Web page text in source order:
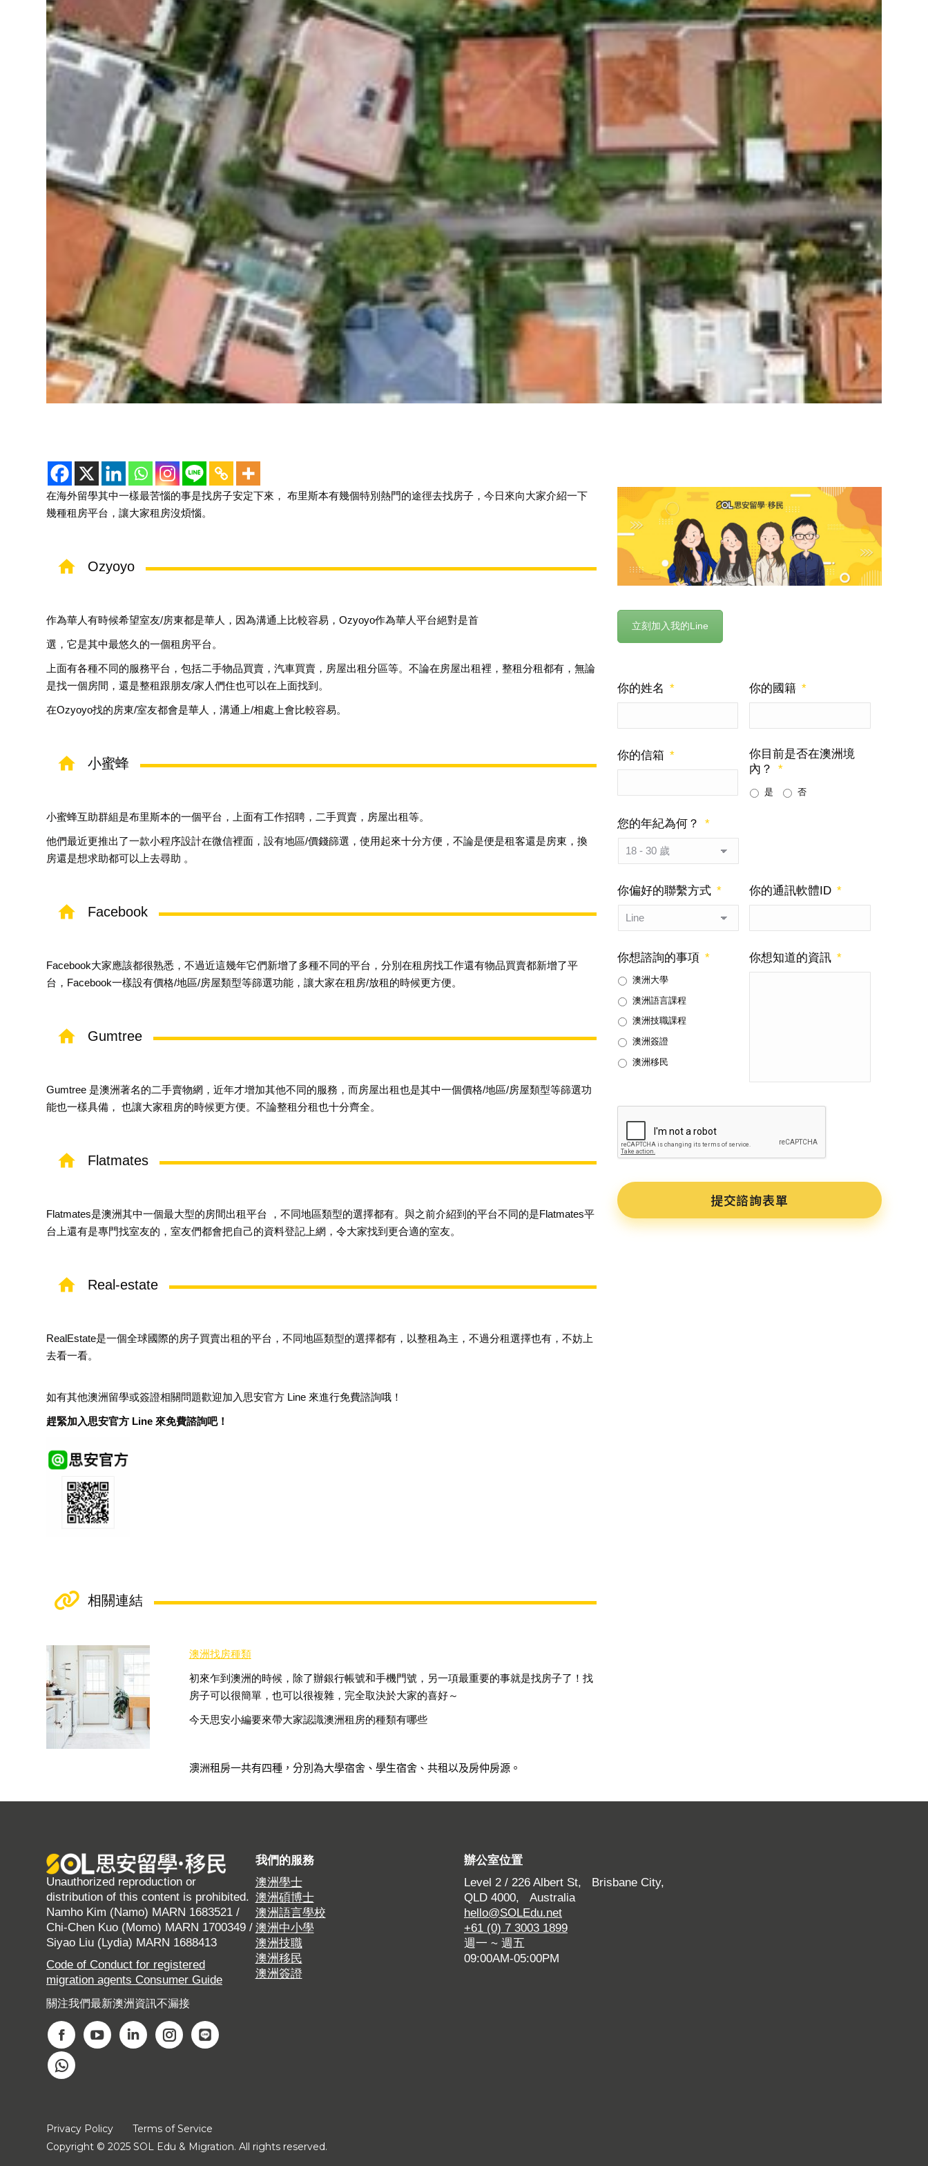
在海外留學其中一樣最苦惱的事是找房子安定下來 ， 布里斯本有幾個特別熱門的途徑去找房子 ，今日來向大家介紹一下
幾種租房平台，讓大家租房沒煩惱。
Ozyoyo
作為華人有時候希望室友/房東都是華人，因為溝通上比較容易，Ozyoyo作為華人平台絕對是首
選 ， 它是其中最悠久的一個租房平台。
上面有各種不同的服務平台，包括二手物品買賣，汽車買賣，房屋出租分區等。不論在房屋出租裡，整租分租都有，無論
是找一個房間，還是整租跟朋友/家人們住也可以在上面找到。
在Ozyoyo找的房東/室友都會是華人，溝通上/相處上會比較容易。
小蜜蜂
小蜜蜂互助群組是布里斯本的一個平台，上面有工作招聘，二手買賣，房屋出租等。
他們最近更推出了一款小程序設計在微信裡面，設有地區/價錢篩選，使用起來十分方便，不論是便是租客還是房東，換
房還是想求助都可以上去尋助 。
Facebook
Facebook大家應該都很熟悉，不過近這幾年它們新增了多種不同的平台，分別在租房找工作還有物品買賣都新增了平
台，Facebook一樣設有價格/地區/房屋類型等篩選功能，讓大家在租房/放租的時候更方便。
Gumtree
Gumtree 是澳洲著名的二手賣物網，近年才增加其他不同的服務，而房屋出租也是其中一個價格/地區/房屋類型等篩選功
能也一樣具備， 也讓大家租房的時候更方便。不論整租分租也十分齊全。
Flatmates
Flatmates是澳洲其中一個最大型的房間出租平台 ，不同地區類型的選擇都有。與之前介紹到 的平台不同的是Flatmates平
台上還有是專門找室友的，室友們都會把自己的資料登記上網，令大家找到更合適的室友。
Real-estate
RealEstate是一個全球國際的房子買賣出租的平台，不同地區類型的選擇都有，以整租為主，不過分租選擇也有，不妨上
去看一看。
如有其他澳洲留學或簽證相關問題歡迎加入思安官方 Line 來進行免費諮詢哦！
趕緊加入思安官方 Line 來免費諮詢吧！
相關連結
澳洲找房種類
初來乍到澳洲的時候，除了辦銀行帳號和手機門號，另一項最重要的事就是找房子了！找
房子可以很簡單，也可以很複雜，完全取決於大家的喜好～
今天思安小編要來帶大家認識澳洲租房的種類有哪些
澳洲租房一共有四種，分別為大學宿舍、學生宿舍、共租以及房仲房源。
立刻加入我的Line
你的姓名 * 你的國籍 *
你的信箱 *
你目前是否在澳洲境
內？
*
是 否
您的年紀為何？ *
你偏好的聯繫方式 * 你的通訊軟體ID *
你想諮詢的事項 *
澳洲大學
澳洲語言課程
澳洲技職課程
澳洲簽證
澳洲移民
你想知道的資訊 *
Unauthorized reproduction or
distribution of this content is prohibited.
Namho Kim (Namo) MARN 1683521 /
Chi-Chen Kuo (Momo) MARN 1700349 /
Siyao Liu (Lydia) MARN 1688413
Code of Conduct for registered
migration agents Consumer Guide
關注我們最新澳洲資訊不漏接
Find us on:
F
a
c
o
o
Y
b
e
L
d
i
I
g
r
W
t
e
W
t
s
我們的服務
澳洲學士
澳洲碩博士
澳洲語言學校
澳洲中小學
澳洲技職
澳洲移民
澳洲簽證
辦公室位置
Level 2 / 226 Albert St, Brisbane City,
QLD 4000, Australia
hello@SOLEdu.net
+61 (0) 7 3003 1899
週一 ~ 週五
09:00AM-05:00PM
Privacy Policy
Terms of Service
Copyright © 2025 SOL Edu & Migration. All rights reserved.